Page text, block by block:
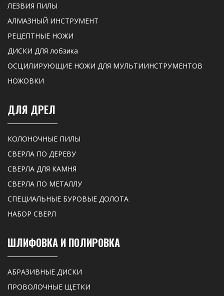
ЛЕЗВИЯ ПИЛЫ
АЛМАЗНЫЙ ИНСТРУМЕНТ
РЕЦЕПТНЫЕ НОЖИ
ДИСКИ ДЛЯ лобзика
ОСЦИЛИРУЮЩИЕ НОЖИ ДЛЯ МУЛЬТИИНСТРУМЕНТОВ
НОЖОВКИ
ДЛЯ ДРЕЛ
КОЛОНОЧНЫЕ ПИЛЫ
СВЕРЛА ПО ДЕРЕВУ
СВЕРЛА ДЛЯ КАМНЯ
СВЕРЛА ПО МЕТАЛЛУ
СПЕЦИАЛЬНЫЕ БУРОВЫЕ ДОЛОТА
НАБОР СВЕРЛ
ШЛИФОВКА И ПОЛИРОВКА
АБРАЗИВНЫЕ ДИСКИ
ПРОВОЛОЧНЫЕ ЩЕТКИ